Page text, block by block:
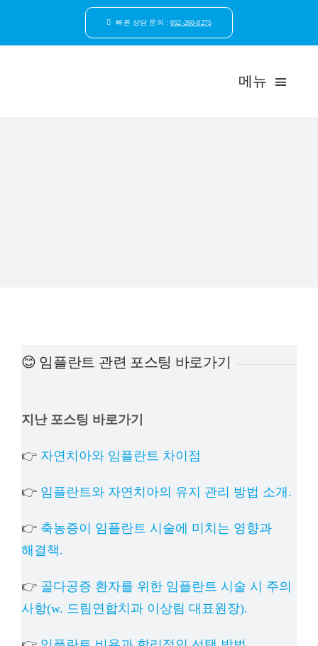
빠른 상담 문의 :052-260-8275
메뉴
😊 임플란트 관련 포스팅 바로가기
지난 포스팅 바로가기
👉 자연치아와 임플란트 차이점
👉 임플란트와 자연치아의 유지 관리 방법 소개.
👉 축농증이 임플란트 시술에 미치는 영향과
해결책.
👉 골다공증 환자를 위한 임플란트 시술 시 주의
사항(w. 드림연합치과 이상림 대표원장).